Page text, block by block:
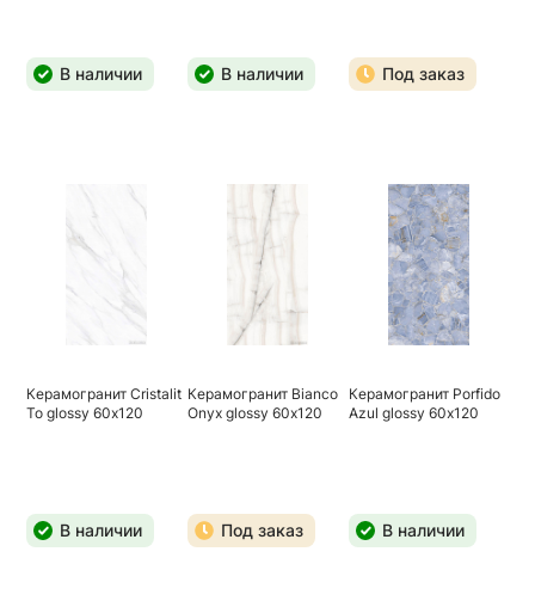
В наличии В наличии Под заказ
Керамогранит Cristalit
To glossy 60х120
В наличии
Керамогранит Bianco
Onyx glossy 60х120
Под заказ
Керамогранит Porfido
Azul glossy 60х120
В наличии